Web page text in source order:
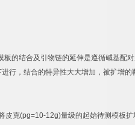
的结合及引物链的延伸是遵循碱基配
行，结合的特异性大大增加，被扩增
皮克(pg=10-12g)量级的起始待测模板扩